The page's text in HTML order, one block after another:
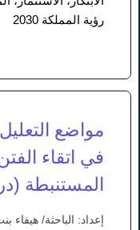
رؤية المملكة 2030
مواضع
في اتقاء
المستنبطة
إعداد: الباحثة/ هيفاء